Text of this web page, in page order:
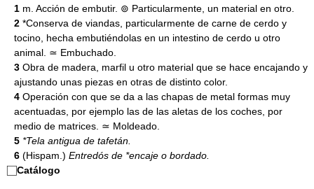
1 m. Acción de embutir. ⊚ Particularmente, un material en otro.
2 *Conserva de viandas, particularmente de carne de cerdo y
tocino, hecha embutiéndolas en un intestino de cerdo u otro
animal. ≃ Embuchado.
3 Obra de madera, marfil u otro material que se hace encajando y
ajustando unas piezas en otras de distinto color.
4 Operación con que se da a las chapas de metal formas muy
acentuadas, por ejemplo las de las aletas de los coches, por
medio de matrices. ≃ Moldeado.
5 *Tela antigua de tafetán.
6 (Hispam.) Entredós de *encaje o bordado.
⃞Catálogo